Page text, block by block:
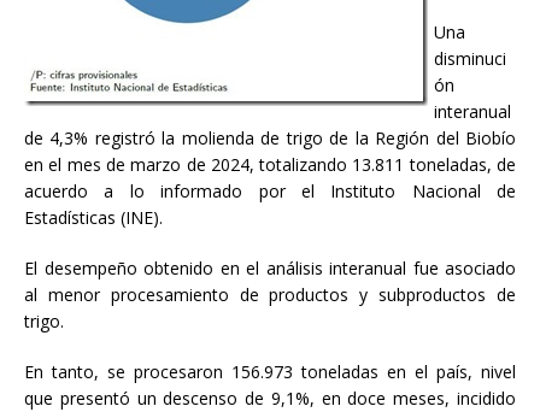
Una
disminuci
ón
interanual
de 4,3% registró la molienda de trigo de la Región del Biobío
en el mes de marzo de 2024, totalizando 13.811 toneladas, de
acuerdo a lo informado por el Instituto Nacional de
Estadísticas (INE).
El desempeño obtenido en el análisis interanual fue asociado
al menor procesamiento de productos y subproductos de
trigo.
En tanto, se procesaron 156.973 toneladas en el país, nivel
que presentó un descenso de 9,1%, en doce meses, incidido